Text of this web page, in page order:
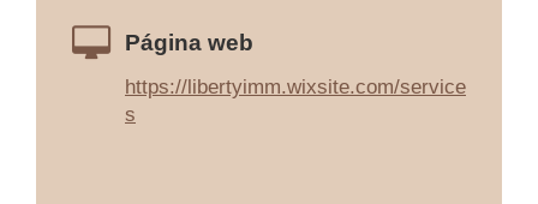
Página web
https://libertyimm.wixsite.com/service
s